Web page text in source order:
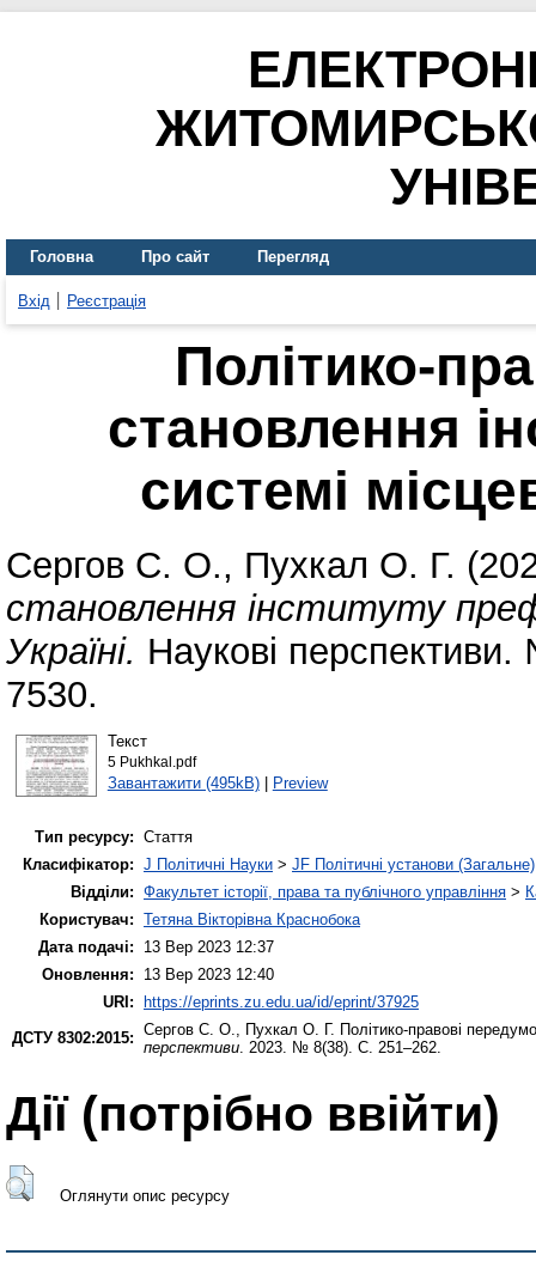
Головна Про сайт Перегляд
Вхід Реєстрація
Політико-
становлення
системі
Сергов С. О., Пухкал О. Г.
становлення інституту
Україні. Наукові
7530.
Текст
5 Pukhkal.pdf
Завантажити (495kB)| Preview
Тип ресурсу: Стаття
Класифікатор: J Політичні Науки > JF Політичні установи (Загальне)
Відділи: Факультет історії, права та публічного управління >
Користувач: Тетяна Вікторівна Краснобока
Дата подачі:
13 Вер 2023 12:37
Оновлення:
13 Вер 2023 12:40
URI:
https://eprints.zu.edu.ua/id/eprint/37925
ДСТУ 8302:2015: Сергов С. О., Пухкал О. Г. Політико-правові
перспективи. 2023. № 8(38). С. 251–262.
Дії ​​(потрібно ввійти)
Оглянути опис ресурсу